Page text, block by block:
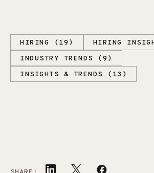
HIRING (19)
HIRING
INDUSTRY TRENDS (9)
INSIGHTS & TRENDS (13)